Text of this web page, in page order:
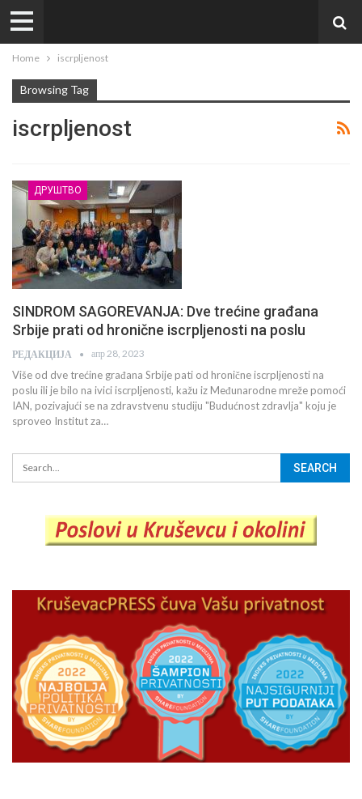
Home iscrpljenost
Browsing Tag
iscrpljenost
ДРУШТВО
SINDROM SAGOREVANJA: Dve trećine građana
Srbije prati od hronične iscrpljenosti na poslu
РЕДАКЦИЈА апр 28, 2023
Više od dve trećine građana Srbije pati od hronične iscrpljenosti na
poslu ili je bilo na ivici iscrpljenosti, kažu iz Međunarodne mreže pomoći
IAN, pozivajući se na zdravstvenu studiju "Budućnost zdravlja" koju je
sproveo Institut za…